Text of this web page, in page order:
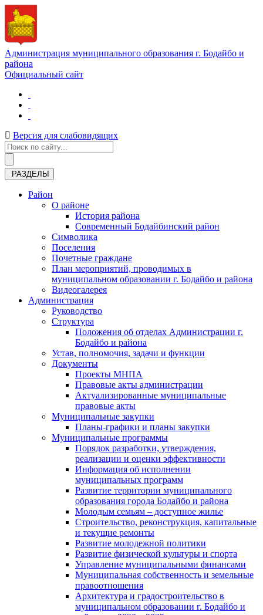
Администрация муниципального образования г. Бодайбо и
района
Официальный сайт
Версия для слабовидящих
РАЗДЕЛЫ
Район
О районе
История района
Современный Бодайбинский район
Символика
Поселения
Почетные граждане
План мероприятий, проводимых в
муниципальном образовании г. Бодайбо и района
Видеогалерея
Администрация
Руководство
Структура
Положения об отделах Администрации г.
Бодайбо и района
Устав, полномочия, задачи и функции
Документы
Проекты МНПА
Правовые акты администрации
Актуализированные муниципальные
правовые акты
Муниципальные закупки
Планы-графики и планы закупки
Муниципальные программы
Порядок разработки, утверждения,
реализации и оценки эффективности
Информация об исполнении
муниципальных программ
Развитие территории муниципального
образования города Бодайбо и района
Молодым семьям – доступное жилье
Строительство, реконструкция, капитальные
и текущие ремонты
Развитие молодежной политики
Развитие физической культуры и спорта
Управление муниципальными финансами
Муниципальная собственность и земельные
правоотношения
Архитектура и градостроительство в
муниципальном образовании г. Бодайбо и